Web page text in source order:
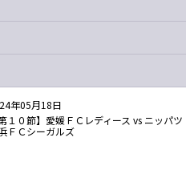
年05月18日
第１０節】愛媛ＦＣレディース vs ニッパツ
ＦＣシーガルズ